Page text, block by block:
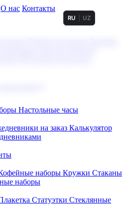
О нас Контакты
RU UZ
Настольные часы
на заказ Калькулятор
наборы Кружки Стаканы
наборы
Статуэтки Стеклянные